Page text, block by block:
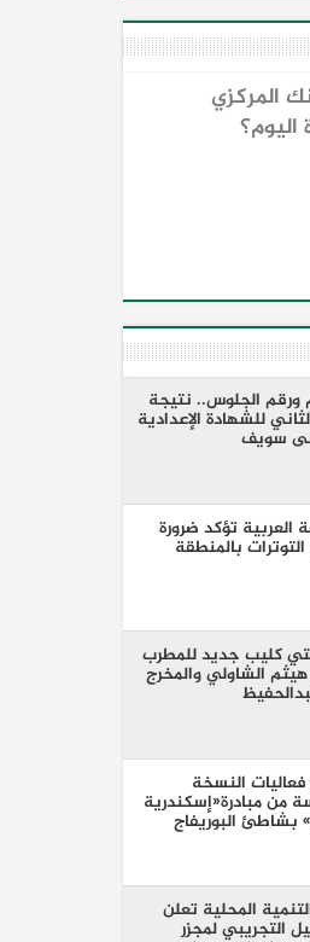
المركزي
اليوم؟
ورقم الجلوس.. نتيجة
للشهادة الإعدادية
سويف
العربية تؤكد ضرورة
بالمنطقة
كليب جديد للمطرب
الشاولي والمخرج
النسخة
من مبادرة«إسكندرية
بشاطئ البوريفاج
المحلية تعلن
التجريبي لمجزر